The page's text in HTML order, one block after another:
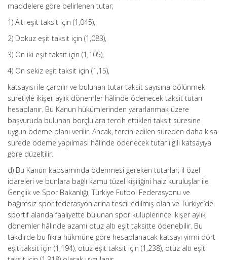
maddelere göre belirlenen tutar;
1) Altı eşit taksit için (1,045),
2) Dokuz eşit taksit için (1,083),
3) On iki eşit taksit için (1,105),
4) On sekiz eşit taksit için (1,15),
katsayısı ile çarpılır ve bulunan tutar taksit sayısına bölünmek
suretiyle ikişer aylık dönemler hâlinde ödenecek taksit tutarı
hesaplanır. Bu Kanun hükümlerinden yararlanmak üzere
başvuruda bulunan borçlulara tercih ettikleri taksit süresine
uygun ödeme planı verilir. Ancak, tercih edilen süreden daha kısa
sürede ödeme yapılması hâlinde ödenecek tutar ilgili katsayıya
göre düzeltilir.
d) Bu Kanun kapsamında ödenmesi gereken tutarlar; il özel
idareleri ve bunlara bağlı kamu tüzel kişiliğini haiz kuruluşlar ile
Gençlik ve Spor Bakanlığı, Türkiye Futbol Federasyonu ve
bağımsız spor federasyonlarına tescil edilmiş olan ve Türkiye’de
sportif alanda faaliyette bulunan spor kulüplerince ikişer aylık
dönemler hâlinde azami otuz altı eşit taksitte ödenebilir. Bu
takdirde bu fıkra hükmüne göre hesaplanacak katsayı yirmi dört
eşit taksit için (1,194), otuz eşit taksit için (1,238), otuz altı eşit